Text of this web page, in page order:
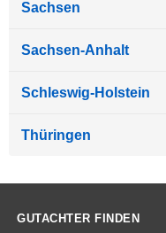
Sachsen
Sachsen-Anhalt
Schleswig-Holstein
Thüringen
GUTACHTER FINDEN